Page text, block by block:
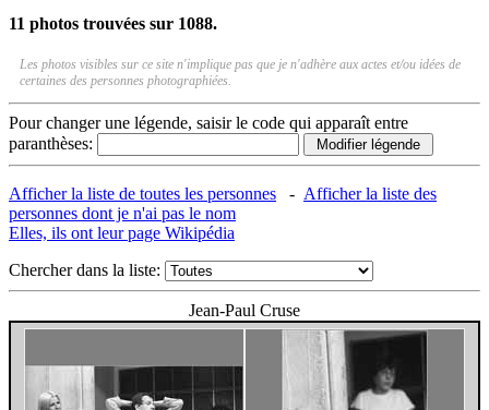
11 photos trouvées sur 1088.
Les photos visibles sur ce site n'implique pas que je n'adhère aux actes et/ou idées de
certaines des personnes photographiées.
Pour changer une légende, saisir le code qui apparaît entre
paranthèses:
Afficher la liste de toutes les personnes - Afficher la liste des
personnes dont je n'ai pas le nom
Elles, ils ont leur page Wikipédia
Chercher dans la liste:
Jean-Paul Cruse